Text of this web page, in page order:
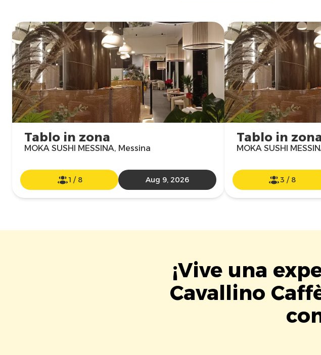
Tablo in zona
MOKA SUSHI MESSINA, Messina
1 / 8 Aug 9, 2026
Tablo in
MOKA SUSHI
3 / 8
¡Vive una
Cavallino